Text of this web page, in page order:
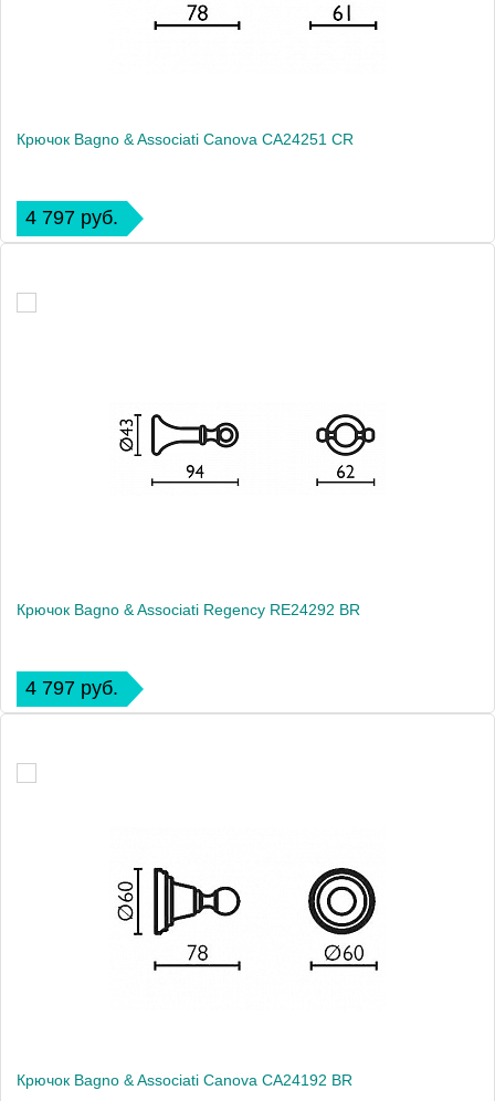
Крючок Bagno & Associati Canova CA24251 CR
4 797 руб.
Крючок Bagno & Associati Regency RE24292 BR
4 797 руб.
Крючок Bagno & Associati Canova CA24192 BR